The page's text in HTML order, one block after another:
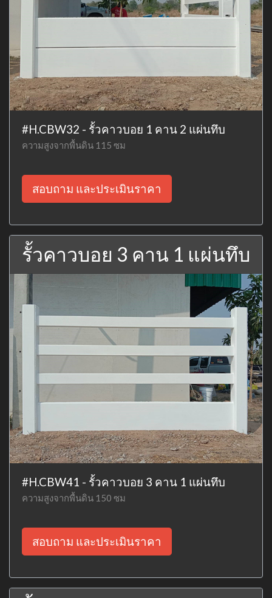
#H.CBW32 - รั้วคาวบอย 1 คาน 2 แผ่นทึบ
ความสูงจากพื้นดิน 115 ซม
สอบถาม และประเมินราคา
รั้วคาวบอย 3 คาน 1 แผ่นทึบ
#H.CBW41 - รั้วคาวบอย 3 คาน 1 แผ่นทึบ
ความสูงจากพื้นดิน 150 ซม
สอบถาม และประเมินราคา